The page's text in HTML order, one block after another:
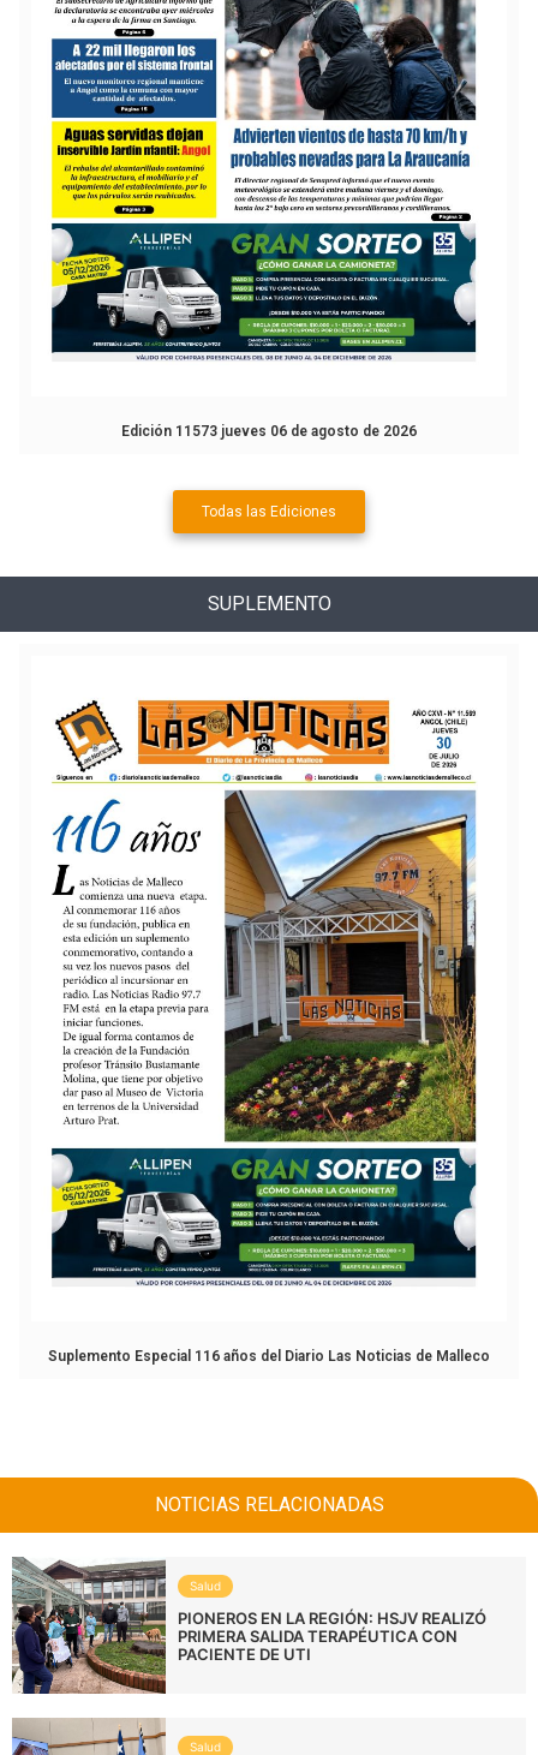
Edición 11573 jueves 06 de agosto de 2026
Todas las Ediciones
SUPLEMENTO
Suplemento Especial 116 años del Diario Las Noticias de Malleco
NOTICIAS RELACIONADAS
Salud
PIONEROS EN LA REGIÓN: HSJV REALIZÓ
PRIMERA SALIDA TERAPÉUTICA CON
PACIENTE DE UTI
Salud